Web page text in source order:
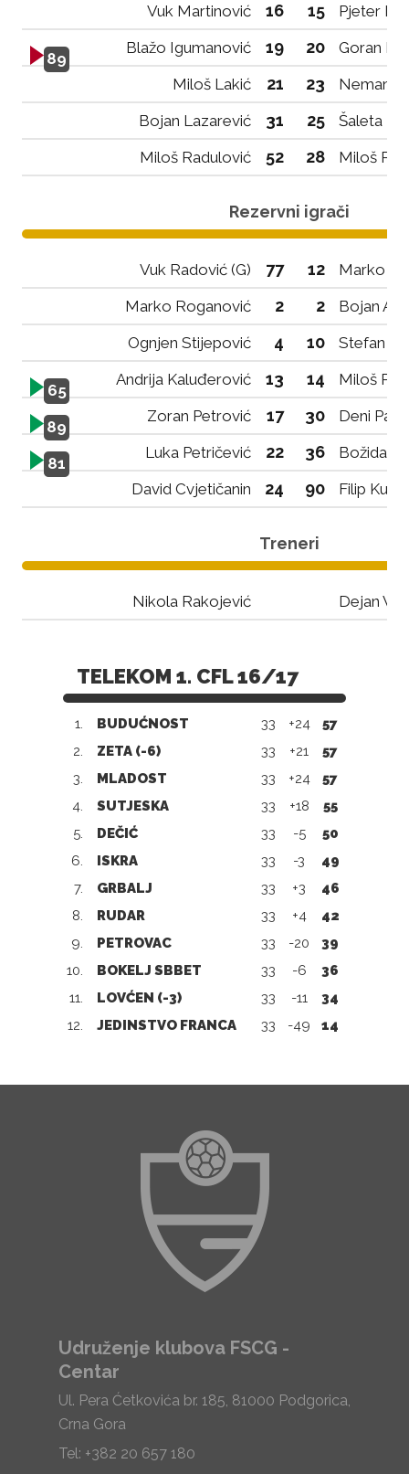
Vuk Martinović
16 15 Pjeter
89
Blažo Igumanović 19 20
Goran
Miloš Lakić
21 23
Nemanja
Bojan Lazarević
31 25
Šaleta
Miloš Radulović
52 28 Miloš
Rezervni igrači
Vuk Radović (G) 77 12
Marko
Marko Roganović
2 2
Bojan
Ognjen Stijepović
4 10 Stefan
65
Andrija Kaluđerović 13 14 Miloš
89
Zoran Petrović 17 30 Deni
81
Luka Petričević 22 36
Božidar
David Cvjetičanin
24 90 Filip
Treneri
Nikola Rakojević Dejan
TELEKOM 1. CFL 16/17
1. BUDUĆNOST 33 +24
57
2.
ZETA (-6) 33 +21
57
3.
MLADOST 33 +24
57
4.
SUTJESKA 33 +18
55
5.
DEČIĆ 33 -5
50
6.
ISKRA 33 -3
49
7.
GRBALJ 33 +3
46
8.
RUDAR 33 +4
42
9.
PETROVAC 33 -20
39
10.
BOKELJ SBBET 33 -6
36
11.
LOVĆEN (-3) 33 -11
34
12.
JEDINSTVO FRANCA 33 -49 14
Udruženje klubova FSCG -
Centar
Ul. Pera Ćetkovića br. 185, 81000 Podgorica,
Crna Gora
Tel: +382 20 657 180